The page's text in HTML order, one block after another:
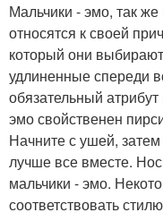
Мальчики - эмо, так
относятся к своей
который они
удлиненные спереди
обязательный
эмо свойственен
Начните с ушей,
лучше все вместе.
мальчики - эмо.
соответствовать